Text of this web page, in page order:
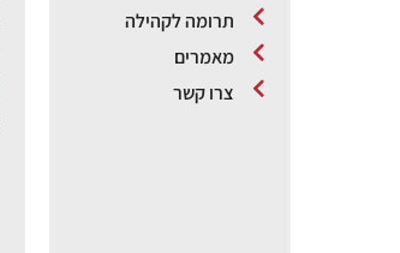
תרומה לקהילה
מאמרים
צרו קשר